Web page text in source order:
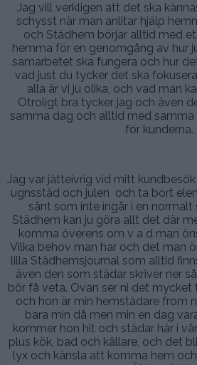
Jag vill verkligen att det ska
schysst när man anlitar hjälp
och Städhem börjar alltid med
hemma för en genomgång av hur
samarbetet ska fungera och hur
vad just du tycker det ska
alla är vi ju olika, och vad man
Otroligt bra tycker jag och även
samma dag och alltid med
för kunderna.
Jag var jätteivrig vid mitt
ugnsstäd och julen och ta bort
sånt som inte ingår i en
Städhem kan ju göra allt det där
komma överens om v a d man
Vilka behov man har och det man
lilla Städhemsjournal som alltid
även den som städar skriver ner
bör få veta. Ovan ser ni det mycket
och hon är min hemstädare from
bara min då men min en dag
kommer hon hit och städar här i
plus kök, bad och källare, och det
lyx och känsla att komma hem